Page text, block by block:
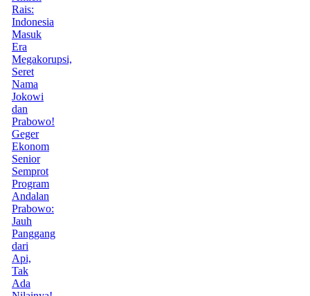
Rais:
Indonesia
Masuk
Era
Megakorupsi,
Seret
Nama
Jokowi
dan
Prabowo!
Geger
Ekonom
Senior
Semprot
Program
Andalan
Prabowo:
Jauh
Panggang
dari
Api,
Tak
Ada